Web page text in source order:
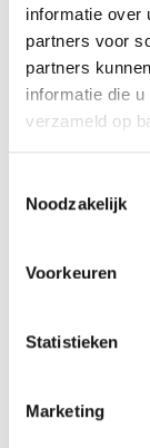
informatie over
partners voor
partners
informatie die
verzameld op
Noodzakelijk
Voorkeuren
Statistieken
Marketing
Soort therapie
Status
Emotionally
Socratisch